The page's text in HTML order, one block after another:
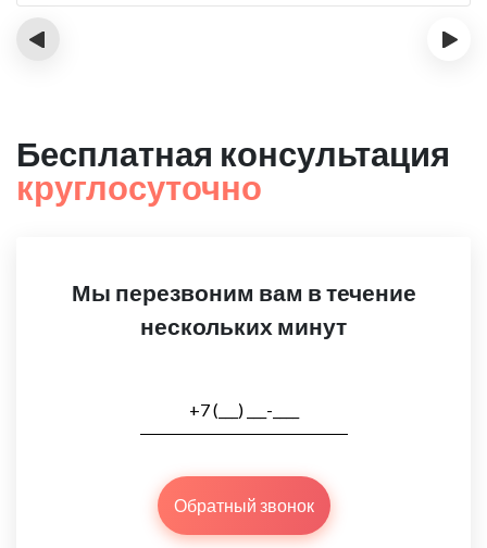
‹ ›
Бесплатная консультация
круглосуточно
Мы перезвоним вам в течение
нескольких минут
Обратный звонок